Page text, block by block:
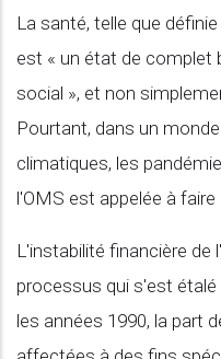
La santé, telle que
est « un état de complet
social », et non
Pourtant, dans un
climatiques, les
l'OMS est appelée à
L'instabilité financière de
processus qui s'est
les années 1990, la part